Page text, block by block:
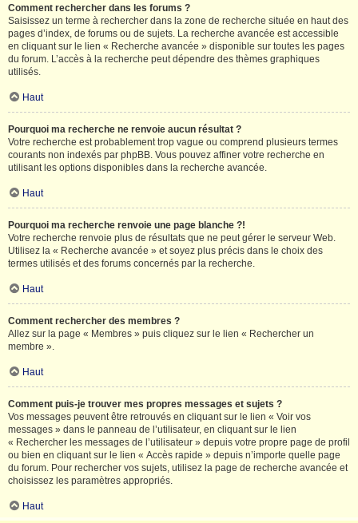
Comment rechercher dans les forums ?
Saisissez un terme à rechercher dans la zone de recherche située en haut des
pages d’index, de forums ou de sujets. La recherche avancée est accessible
en cliquant sur le lien « Recherche avancée » disponible sur toutes les pages
du forum. L’accès à la recherche peut dépendre des thèmes graphiques
utilisés.
Haut
Pourquoi ma recherche ne renvoie aucun résultat ?
Votre recherche est probablement trop vague ou comprend plusieurs termes
courants non indexés par phpBB. Vous pouvez affiner votre recherche en
utilisant les options disponibles dans la recherche avancée.
Haut
Pourquoi ma recherche renvoie une page blanche ?!
Votre recherche renvoie plus de résultats que ne peut gérer le serveur Web.
Utilisez la « Recherche avancée » et soyez plus précis dans le choix des
termes utilisés et des forums concernés par la recherche.
Haut
Comment rechercher des membres ?
Allez sur la page « Membres » puis cliquez sur le lien « Rechercher un
membre ».
Haut
Comment puis-je trouver mes propres messages et sujets ?
Vos messages peuvent être retrouvés en cliquant sur le lien « Voir vos
messages » dans le panneau de l’utilisateur, en cliquant sur le lien
« Rechercher les messages de l’utilisateur » depuis votre propre page de profil
ou bien en cliquant sur le lien « Accès rapide » depuis n’importe quelle page
du forum. Pour rechercher vos sujets, utilisez la page de recherche avancée et
choisissez les paramètres appropriés.
Haut